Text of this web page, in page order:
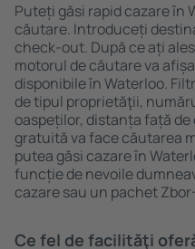
Puteți găsi rapid cazare în
căutare. Introduceți
check-out. După ce ați
motorul de căutare va
disponibile în Waterloo.
de tipul proprietăţii,
oaspeților, distanța față
gratuită va face căutarea
putea găsi cazare în
funcție de nevoile
cazare sau un pachet
Ce fel de facilităţi